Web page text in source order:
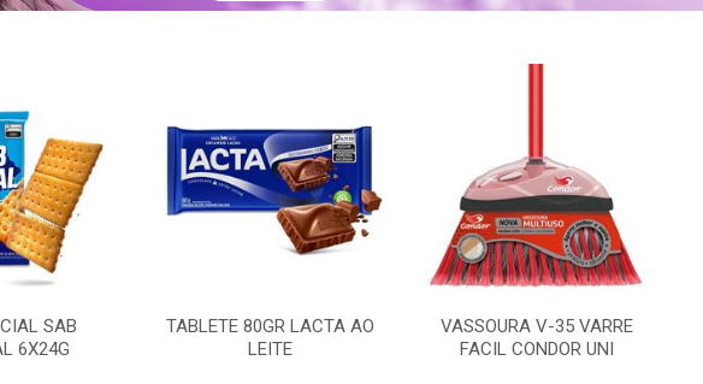
SAB
6X24G
TABLETE 80GR LACTA AO
LEITE
VASSOURA V-35 VARRE
FACIL CONDOR UNI